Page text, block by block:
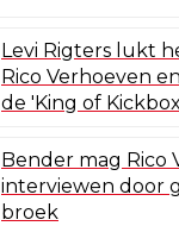
Levi Rigters lukt
Rico Verhoeven
de 'King of
Bender mag Rico
interviewen door
broek